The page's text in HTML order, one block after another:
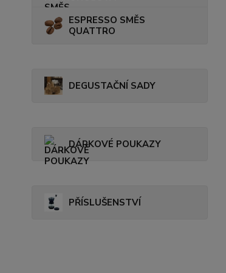
ESPRESSO SMĚS
QUATTRO
DEGUSTAČNÍ SADY
DÁRKOVÉ POUKAZY
PŘÍSLUŠENSTVÍ